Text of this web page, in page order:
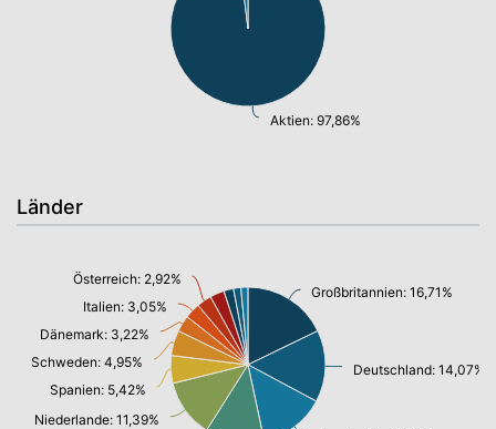
Aktien: 97,86%
Länder
Großbritannien: 16,71%
Deutschland: 14,07%
Niederlande: 11,39%
Spanien: 5,42%
Schweden: 4,95%
Dänemark: 3,22%
Italien: 3,05%
Österreich: 2,92%